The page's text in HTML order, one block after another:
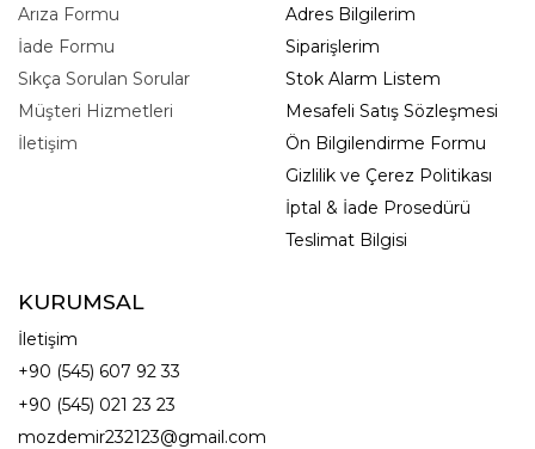
Arıza Formu
İade Formu
Sıkça Sorulan Sorular
Müşteri Hizmetleri
İletişim
Adres Bilgilerim
Siparişlerim
Stok Alarm Listem
Mesafeli Satış Sözleşmesi
Ön Bilgilendirme Formu
Gizlilik ve Çerez Politikası
İptal & İade Prosedürü
Teslimat Bilgisi
KURUMSAL
İletişim
+90 (545) 607 92 33
+90 (545) 021 23 23
mozdemir232123@gmail.com